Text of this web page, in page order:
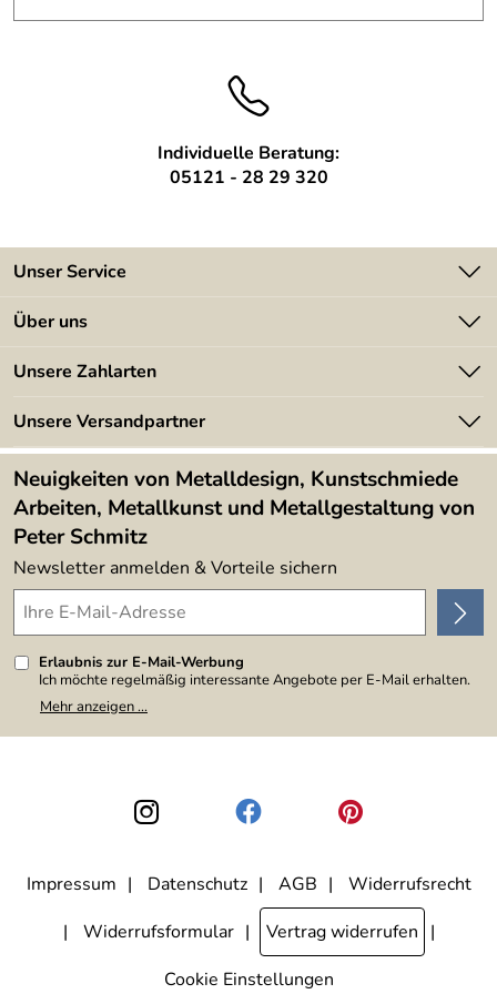
passend zu Ihren Vorstellungen.
Individuelle Beratung:
05121 - 28 29 320
Unser Service
Kontakt
Kundeninformationen
Newsletter
Lieferbedingungen
Über uns
Angebote
Kundenbewertungen (394)
4,9/5
Unsere Zahlarten
Unsere Versandpartner
Neuigkeiten von Metalldesign, Kunstschmiede
Arbeiten, Metallkunst und Metallgestaltung von
Peter Schmitz
Newsletter anmelden & Vorteile sichern
Erlaubnis zur E-Mail-Werbung
Ich möchte regelmäßig interessante Angebote per E-Mail erhalten.
Meine E-Mail-Adresse wird nicht an andere Unternehmen
weitergegeben. Zu statistischen Zwecken wird in anonymer Form
den Link "Abmelden" am Ende des Newsletters anklicke. Die
Datenschutzerklärung
habe ich zur Kenntnis genommen.
Mehr anzeigen ...
Impressum Datenschutz AGB
Widerrufsrecht
Widerrufsformular
Vertrag widerrufen
Cookie Einstellungen